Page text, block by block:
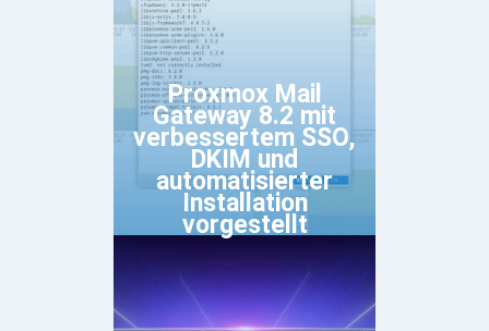
Proxmox Mail
Gateway 8.2 mit
verbessertem SSO,
DKIM und
automatisierter
Installation
vorgestellt